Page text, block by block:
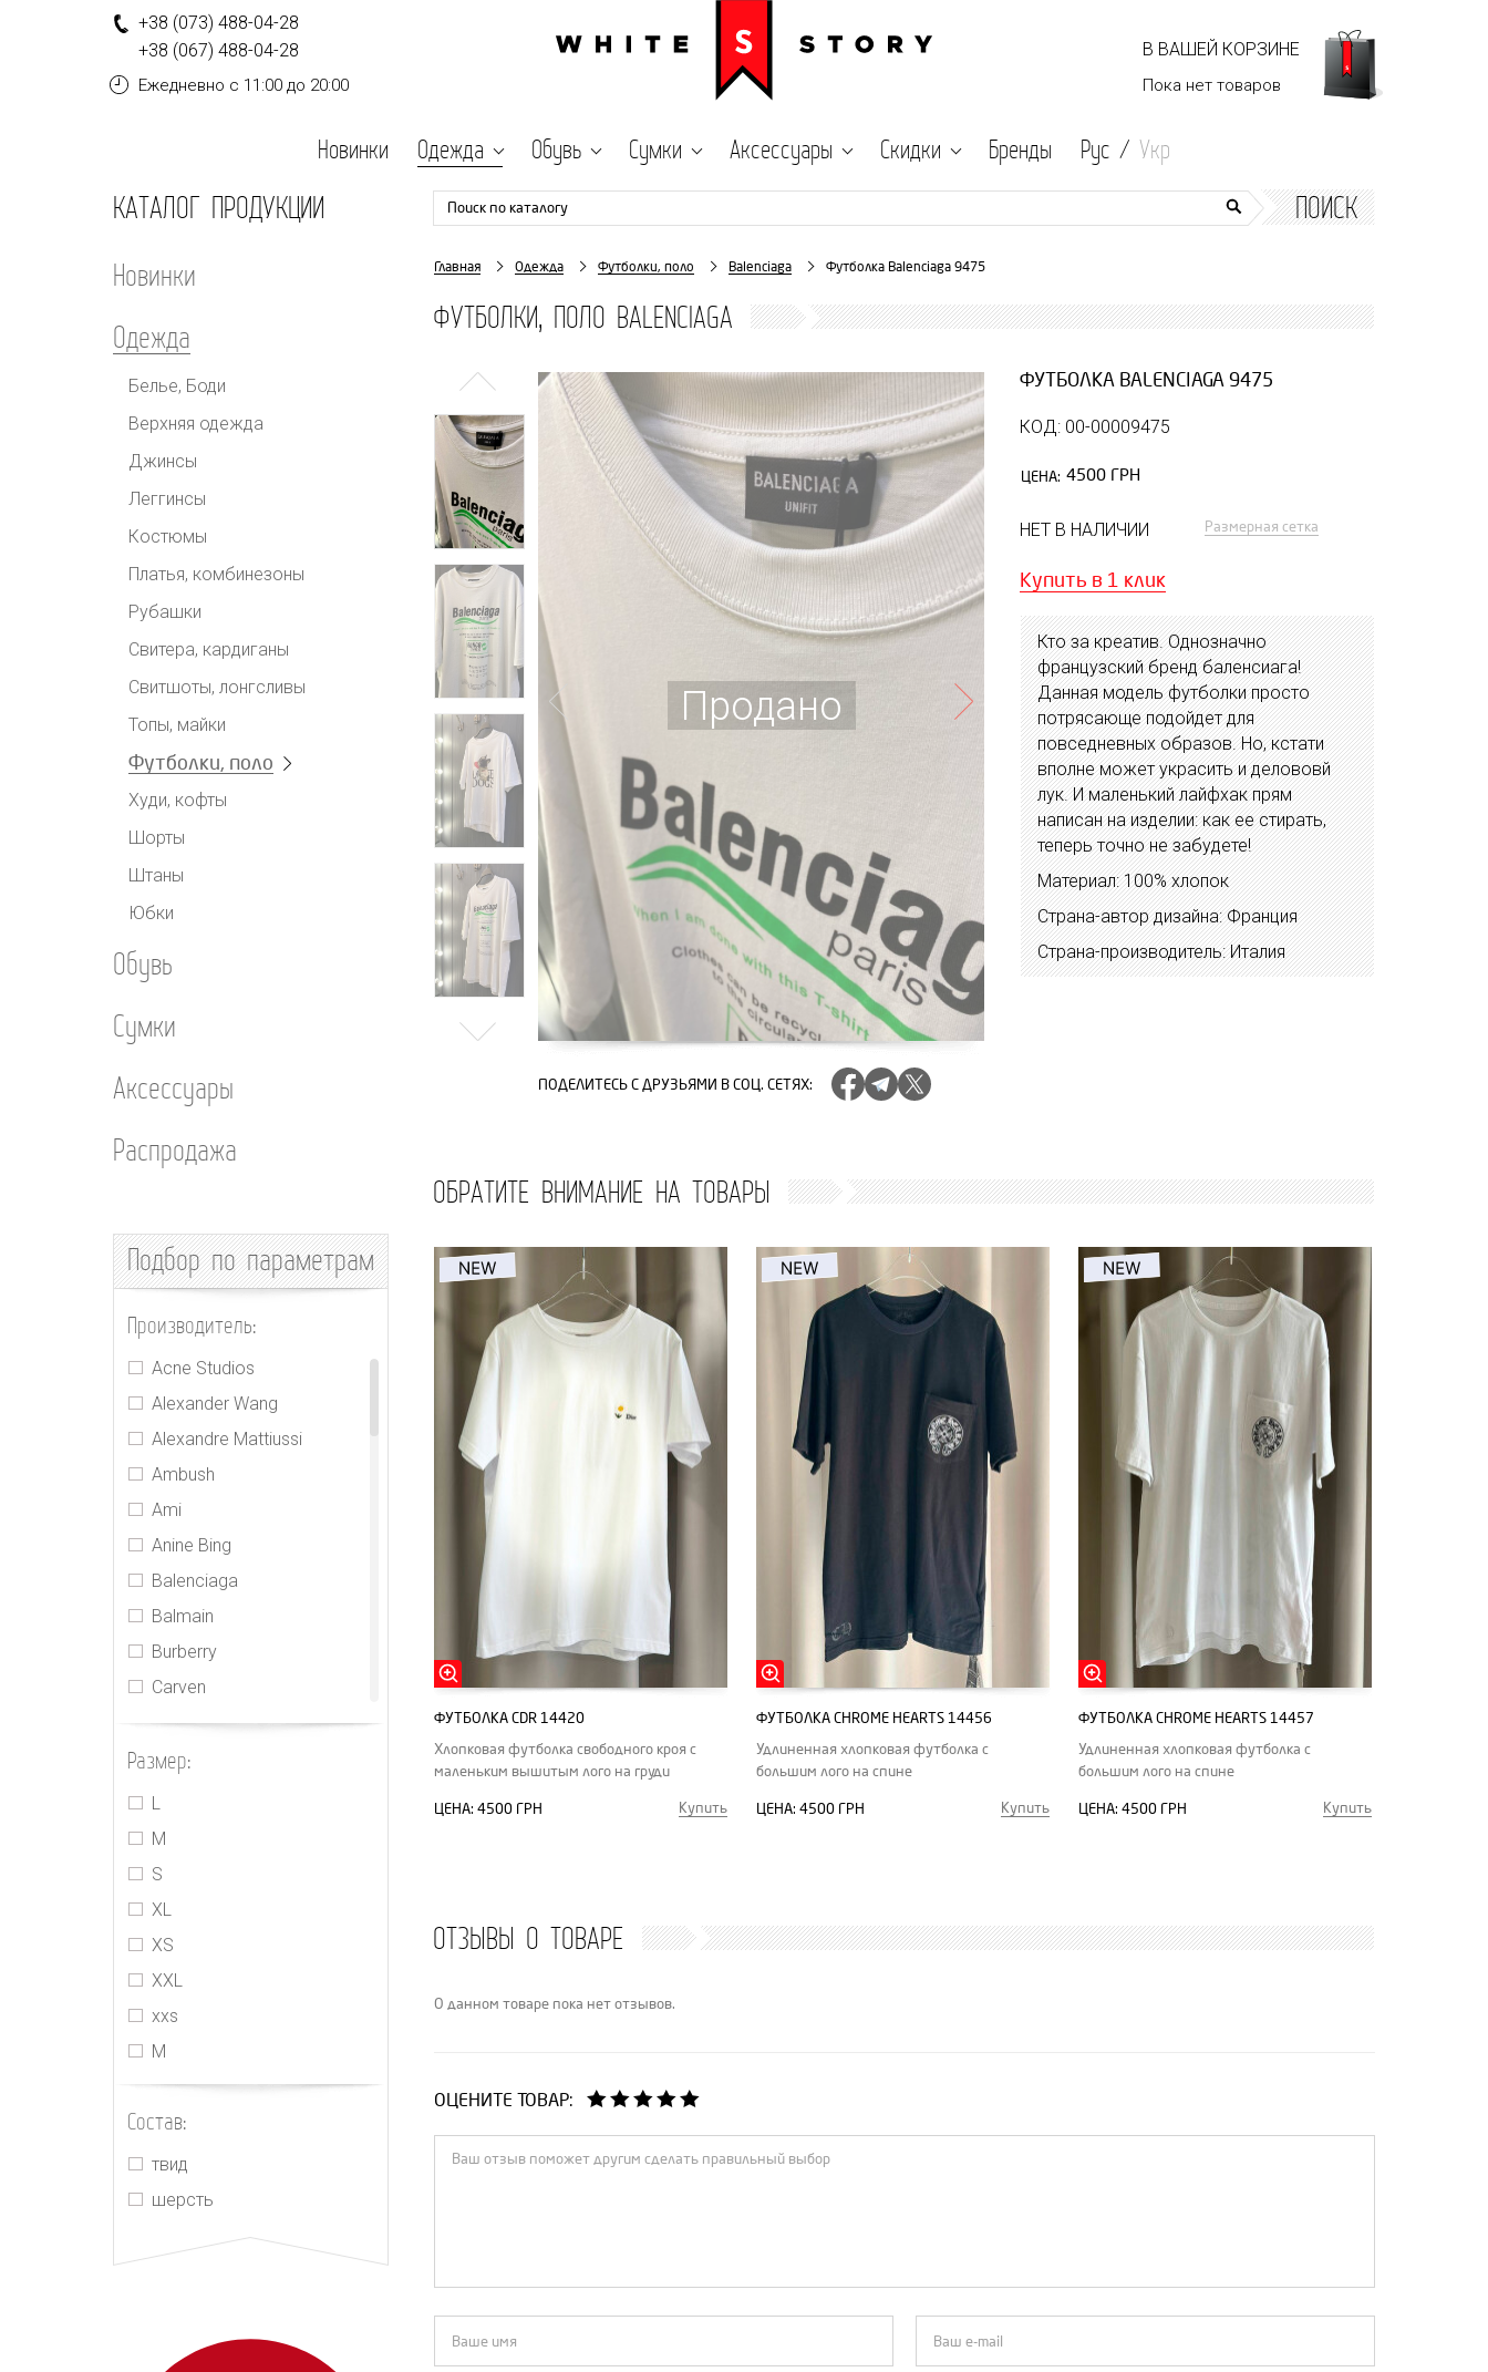
+38 (073) 488-04-28
+38 (067) 488-04-28
Ежедневно с 11:00 до 20:00
В ВАШЕЙ КОРЗИНЕ
Пока нет товаров
Новинки Одежда Обувь Сумки Аксессуары Скидки Бренды Рус / Укр
КАТАЛОГ ПРОДУКЦИИ
Новинки
Одежда
Белье, Боди
Верхняя одежда
Джинсы
Леггинсы
Костюмы
Платья, комбинезоны
Рубашки
Свитера, кардиганы
Свитшоты, лонгсливы
Топы, майки
Футболки, поло
Худи, кофты
Шорты
Штаны
Юбки
Обувь
Сумки
Аксессуары
Распродажа
Подборпо параметрам
Производитель:
Acne Studios
Alexander Wang
Alexandre Mattiussi
Ambush
Ami
Anine Bing
Balenciaga
Balmain
Burberry
Carven
CDR
Celine
CHNL
Chrome Hearts
Fendi
Ganni
Gucci
Hermes
Jacquemus
Kimhekim
Magda Butrym
MM6 Maison Margiela
Размер:
L
M
S
XL
XS
XXL
xxs
М
Состав:
твид
шерсть
Поиск по каталогу ПОИСК
Главная Одежда Футболки, поло Balenciaga Футболка Balenciaga 9475
ФУТБОЛКИ, ПОЛО BALENCIAGA
Продано
ПОДЕЛИТЕСЬ С ДРУЗЬЯМИ В СОЦ. СЕТЯХ:
ФУТБОЛКА BALENCIAGA 9475
КОД: 00-00009475
ЦЕНА: 4500 ГРН
НЕТ В НАЛИЧИИ Размерная сетка
Купить в 1 клик
Кто за креатив. Однозначно
французский бренд баленсиага!
Данная модель футболки просто
потрясающе подойдет для
повседневных образов. Но, кстати
вполне может украсить и делововй
лук. И маленький лайфхак прям
написан на изделии: как ее стирать,
теперь точно не забудете!
Материал: 100% хлопок
Страна-автор дизайна: Франция
Страна-производитель: Италия
ОБРАТИТЕ ВНИМАНИЕ НА ТОВАРЫ
ФУТБОЛКА CDR 14420
Хлопковая футболка свободного кроя с
маленьким вышитым лого на груди
ЦЕНА: 4500 ГРН Купить
ФУТБОЛКА CHROME HEARTS 14456
Удлиненная хлопковая футболка с
большим лого на спине
ЦЕНА: 4500 ГРН Купить
ФУТБОЛКА CHROME HEARTS 14457
Удлиненная хлопковая футболка с
большим лого на спине
ЦЕНА: 4500 ГРН Купить
ОТЗЫВЫ О ТОВАРЕ
О данном товаре пока нет отзывов.
ОЦЕНИТЕ ТОВАР: